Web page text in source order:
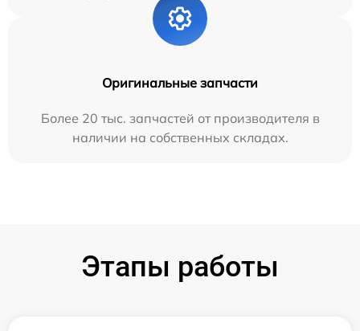
Оригинальные запчасти
Более 20 тыс. запчастей от производителя в
наличии на собственных складах.
Этапы работы